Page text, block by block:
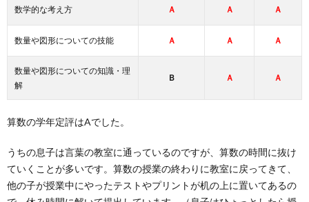
数学的な考え方 Ａ Ａ Ａ
数量や図形についての技能 Ａ Ａ Ａ
数量や図形についての知識・理
解
Ｂ Ａ Ａ
算数の学年定評はAでした。
うちの息子は言葉の教室に通っているのですが、算数の時間に抜け
ていくことが多いです。算数の授業の終わりに教室に戻ってきて、
他の子が授業中にやったテストやプリントが机の上に置いてあるの